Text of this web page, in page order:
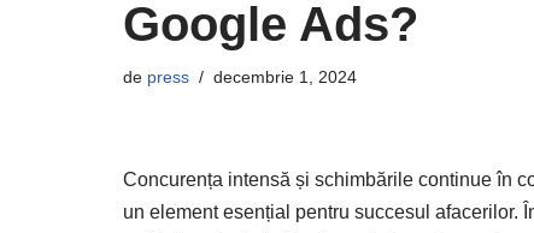
Google Ads?
de press decembrie 1, 2024
Concurența intensă și schimbările continue în
un element esențial pentru succesul afacerilor.